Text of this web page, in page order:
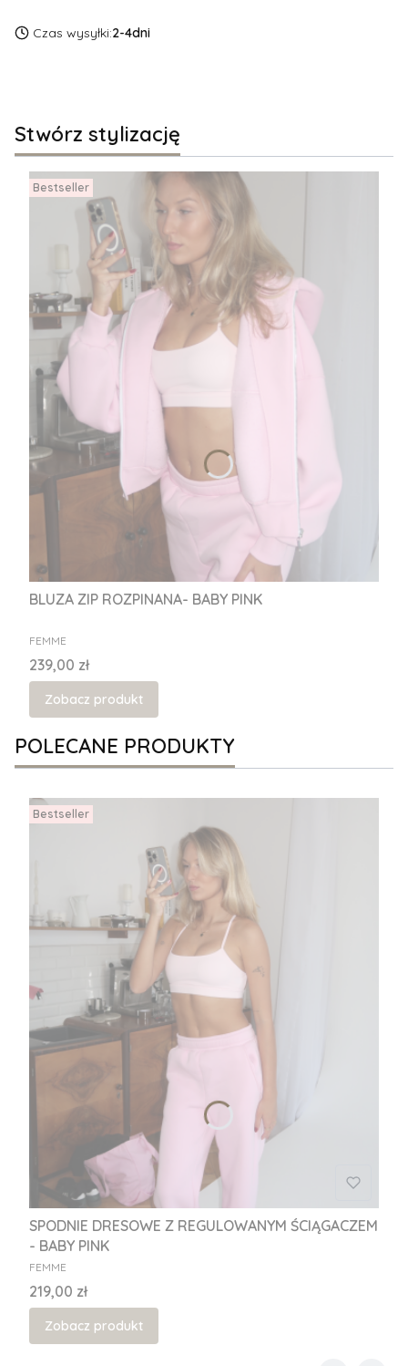
Czas wysyłki:2-4dni
Stwórz stylizację
Bestseller
BLUZA ZIP ROZPINANA- BABY PINK
PRODUCENT
FEMME
Cena
239,00 zł
Zobacz produkt
POLECANE PRODUKTY
Bestseller
SPODNIE DRESOWE Z REGULOWANYM ŚCIĄGACZEM
- BABY PINK
PRODUCENT
FEMME
Cena
219,00 zł
Zobacz produkt